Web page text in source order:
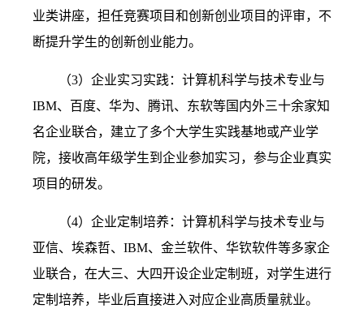
业类讲座，担任竞赛项目和创新创业项目的评审，不
断提升学生的创新创业能力。
（3）企业实习实践：计算机科学与技术专业与
IBM、百度、华为、腾讯、东软等国内外三十余家知
名企业联合，建立了多个大学生实践基地或产业学
院，接收高年级学生到企业参加实习，参与企业真实
项目的研发。
（4）企业定制培养：计算机科学与技术专业与
亚信、埃森哲、 IBM、金兰软件、华钦软件等多家企
业联合，在大三、大四开设企业定制班，对学生进行
定制培养，毕业后直接进入对应企业高质量就业。